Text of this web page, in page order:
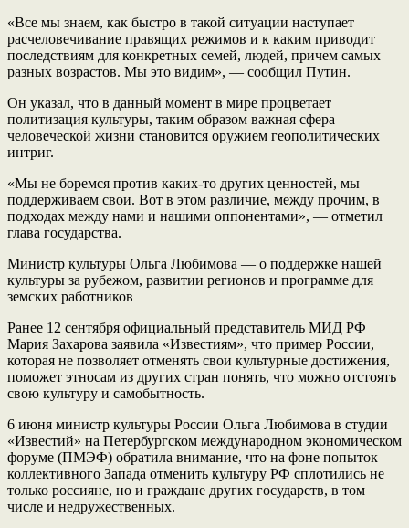
«Все мы знаем, как быстро в такой ситуации наступает
расчеловечивание правящих режимов и к каким приводит
последствиям для конкретных семей, людей, причем самых
разных возрастов. Мы это видим», — сообщил Путин.
Он указал, что в данный момент в мире процветает
политизация культуры, таким образом важная сфера
человеческой жизни становится оружием геополитических
интриг.
«Мы не боремся против каких-то других ценностей, мы
поддерживаем свои. Вот в этом различие, между прочим, в
подходах между нами и нашими оппонентами», — отметил
глава государства.
Министр культуры Ольга Любимова — о поддержке нашей
культуры за рубежом, развитии регионов и программе для
земских работников
Ранее 12 сентября официальный представитель МИД РФ
Мария Захарова заявила «Известиям», что пример России,
которая не позволяет отменять свои культурные достижения,
поможет этносам из других стран понять, что можно отстоять
свою культуру и самобытность.
6 июня министр культуры России Ольга Любимова в студии
«Известий» на Петербургском международном экономическом
форуме (ПМЭФ) обратила внимание, что на фоне попыток
коллективного Запада отменить культуру РФ сплотились не
только россияне, но и граждане других государств, в том
числе и недружественных.